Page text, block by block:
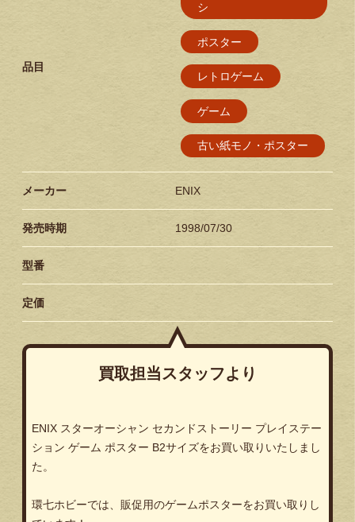
品目
シ
ポスター
レトロゲーム
ゲーム
古い紙モノ・ポスター
メーカー ENIX
発売時期 1998/07/30
型番
定価
買取担当スタッフより
ENIX スターオーシャン セカンドストーリー プレイステー
ション ゲーム ポスター B2サイズをお買い取りいたしまし
た。
環七ホビーでは、販促用のゲームポスターをお買い取りし